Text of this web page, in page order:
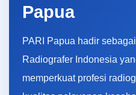
Papua
PARI Papua hadir
Radiografer Indonesia
memperkuat profesi